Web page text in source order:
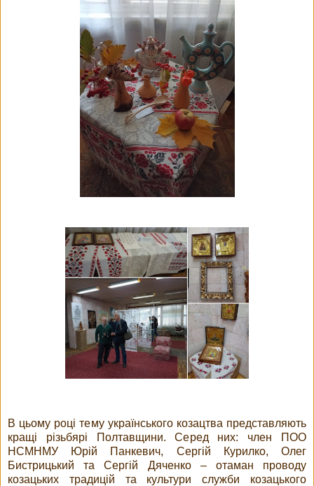
В цьому році тему українського козацтва представляють
кращі різьбярі Полтавщини. Серед них: член ПОО
НСМНМУ Юрій Панкевич, Сергій Курилко, Олег
Бистрицький та Сергій Дяченко – отаман проводу
козацьких традицій та культури служби козацького